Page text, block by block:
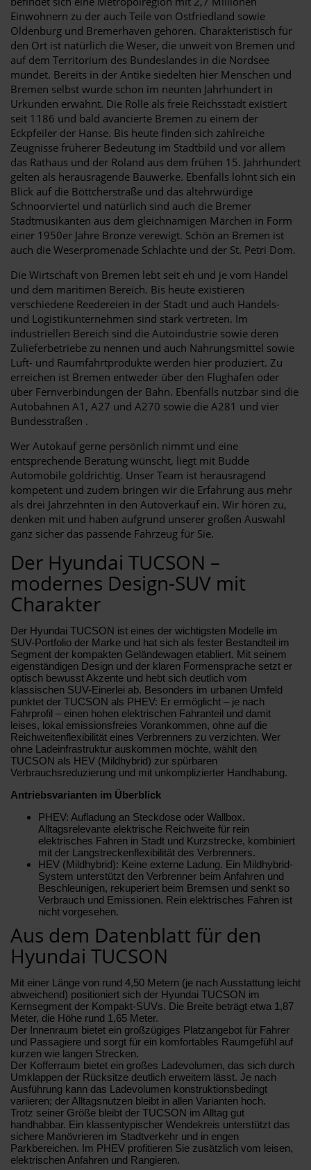
Einwohnern zu der auch Teile von Ostfriedland sowie
Oldenburg und Bremerhaven gehören. Charakteristisch für
den Ort ist natürlich die Weser, die unweit von Bremen und
auf dem Territorium des Bundeslandes in die Nordsee
mündet. Bereits in der Antike siedelten hier Menschen und
Bremen selbst wurde schon im neunten Jahrhundert in
Urkunden erwähnt. Die Rolle als freie Reichsstadt existiert
seit 1186 und bald avancierte Bremen zu einem der
Eckpfeiler der Hanse. Bis heute finden sich zahlreiche
Zeugnisse früherer Bedeutung im Stadtbild und vor allem
das Rathaus und der Roland aus dem frühen 15. Jahrhundert
gelten als herausragende Bauwerke. Ebenfalls lohnt sich ein
Blick auf die Böttcherstraße und das altehrwürdige
Schnoorviertel und natürlich sind auch die Bremer
Stadtmusikanten aus dem gleichnamigen Märchen in Form
einer 1950er Jahre Bronze verewigt. Schön an Bremen ist
auch die Weserpromenade Schlachte und der St. Petri Dom.
Die Wirtschaft von Bremen lebt seit eh und je vom Handel
und dem maritimen Bereich. Bis heute existieren
verschiedene Reedereien in der Stadt und auch Handels-
und Logistikunternehmen sind stark vertreten. Im
industriellen Bereich sind die Autoindustrie sowie deren
Zulieferbetriebe zu nennen und auch Nahrungsmittel sowie
Luft- und Raumfahrtprodukte werden hier produziert. Zu
erreichen ist Bremen entweder über den Flughafen oder
über Fernverbindungen der Bahn. Ebenfalls nutzbar sind die
Autobahnen A1, A27 und A270 sowie die A281 und vier
Bundesstraßen .
Wer Autokauf gerne persönlich nimmt und eine
entsprechende Beratung wünscht, liegt mit Budde
Automobile goldrichtig. Unser Team ist herausragend
kompetent und zudem bringen wir die Erfahrung aus mehr
als drei Jahrzehnten in den Autoverkauf ein. Wir hören zu,
denken mit und haben aufgrund unserer großen Auswahl
ganz sicher das passende Fahrzeug für Sie.
Der Hyundai TUCSON –
modernes Design-SUV mit
Charakter
Der Hyundai TUCSON ist eines der wichtigsten Modelle im
SUV-Portfolio der Marke und hat sich als fester Bestandteil im
Segment der kompakten Geländewagen etabliert. Mit seinem
eigenständigen Design und der klaren Formensprache setzt er
optisch bewusst Akzente und hebt sich deutlich vom
klassischen SUV-Einerlei ab. Besonders im urbanen Umfeld
punktet der TUCSON als PHEV: Er ermöglicht – je nach
Fahrprofil – einen hohen elektrischen Fahranteil und damit
leises, lokal emissionsfreies Vorankommen, ohne auf die
Reichweitenflexibilität eines Verbrenners zu verzichten. Wer
ohne Ladeinfrastruktur auskommen möchte, wählt den
TUCSON als HEV (Mildhybrid) zur spürbaren
Verbrauchsreduzierung und mit unkomplizierter Handhabung.
Antriebsvarianten im Überblick
PHEV: Aufladung an Steckdose oder Wallbox.
Alltagsrelevante elektrische Reichweite für rein
elektrisches Fahren in Stadt und Kurzstrecke, kombiniert
mit der Langstreckenflexibilität des Verbrenners.
HEV (Mildhybrid): Keine externe Ladung. Ein Mildhybrid-
System unterstützt den Verbrenner beim Anfahren und
Beschleunigen, rekuperiert beim Bremsen und senkt so
Verbrauch und Emissionen. Rein elektrisches Fahren ist
nicht vorgesehen.
Aus dem Datenblatt für den
Hyundai TUCSON
Mit einer Länge von rund 4,50 Metern (je nach Ausstattung leicht
abweichend) positioniert sich der Hyundai TUCSON im
Kernsegment der Kompakt-SUVs. Die Breite beträgt etwa 1,87
Meter, die Höhe rund 1,65 Meter.
Der Innenraum bietet ein großzügiges Platzangebot für Fahrer
und Passagiere und sorgt für ein komfortables Raumgefühl auf
kurzen wie langen Strecken.
Der Kofferraum bietet ein großes Ladevolumen, das sich durch
Umklappen der Rücksitze deutlich erweitern lässt. Je nach
Ausführung kann das Ladevolumen konstruktionsbedingt
variieren; der Alltagsnutzen bleibt in allen Varianten hoch.
Trotz seiner Größe bleibt der TUCSON im Alltag gut
handhabbar. Ein klassentypischer Wendekreis unterstützt das
sichere Manövrieren im Stadtverkehr und in engen
Parkbereichen. Im PHEV profitieren Sie zusätzlich vom leisen,
elektrischen Anfahren und Rangieren.